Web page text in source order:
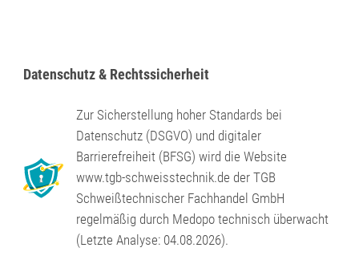
Datenschutz & Rechtssicherheit
Zur Sicherstellung hoher Standards bei
Datenschutz (DSGVO) und digitaler
Barrierefreiheit (BFSG) wird die Website
www.tgb-schweisstechnik.de der TGB
Schweißtechnischer Fachhandel GmbH
regelmäßig durch Medopo technisch überwacht
(Letzte Analyse: 04.08.2026).